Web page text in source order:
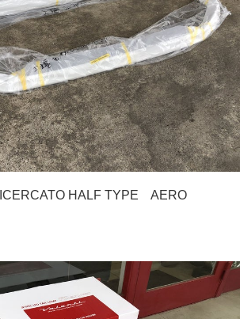
HALF TYPE AERO